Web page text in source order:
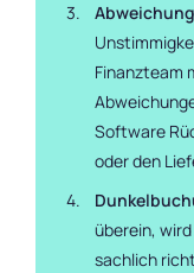
Finanzteam
Software
oder den
überein,
sachlich